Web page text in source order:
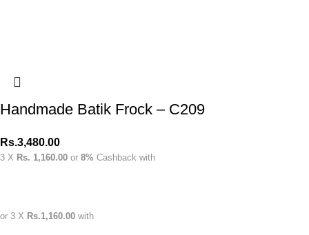
Handmade Batik Frock – C209
Rs.3,480.00
3 X Rs. 1,160.00 or 8% Cashback with
or 3 X Rs.1,160.00 with